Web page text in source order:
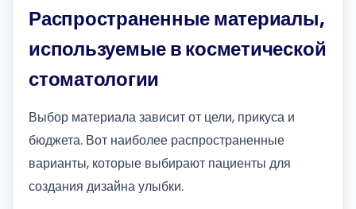
Распространенные материалы,
используемые в косметической
стоматологии
Выбор материала зависит от цели, прикуса и
бюджета. Вот наиболее распространенные
варианты, которые выбирают пациенты для
создания дизайна улыбки.